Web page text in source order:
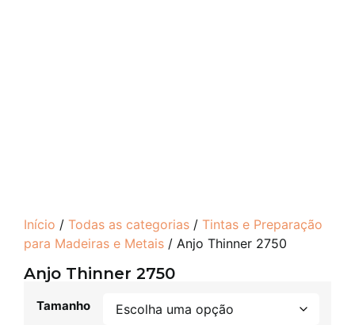
Início / Todas as categorias / Tintas e Preparação
para Madeiras e Metais / Anjo Thinner 2750
Anjo Thinner 2750
Tamanho